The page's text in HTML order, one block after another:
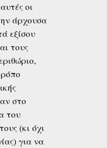
οι
άρχουσα
εξίσου
τους
στο
του
(κι όχι
για να